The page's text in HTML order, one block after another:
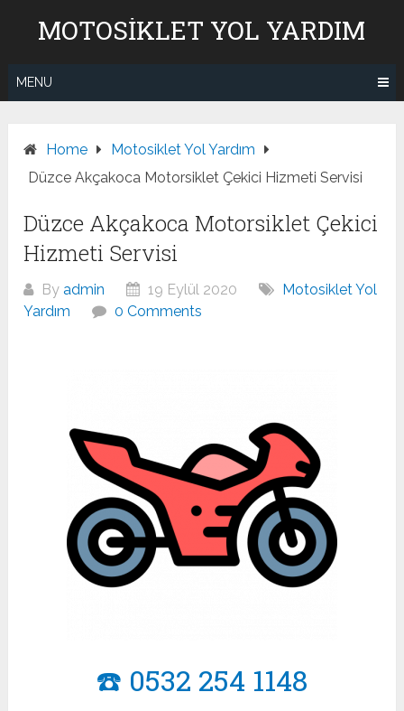
MOTOSIKLET YOL YARDIM
MENU
Home
Motosiklet Yol Yardım
Düzce Akçakoca Motorsiklet Çekici Hizmeti Servisi
Düzce Akçakoca Motorsiklet Çekici
Hizmeti Servisi
Byadmin 19 Eylül 2020
Motosiklet Yol
Yardım
0 Comments
☎️ 0532 254 1148